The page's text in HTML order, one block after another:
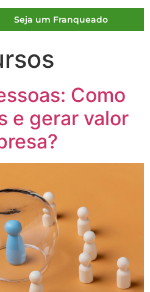
Seja um Franqueado
Como
e gerar valor